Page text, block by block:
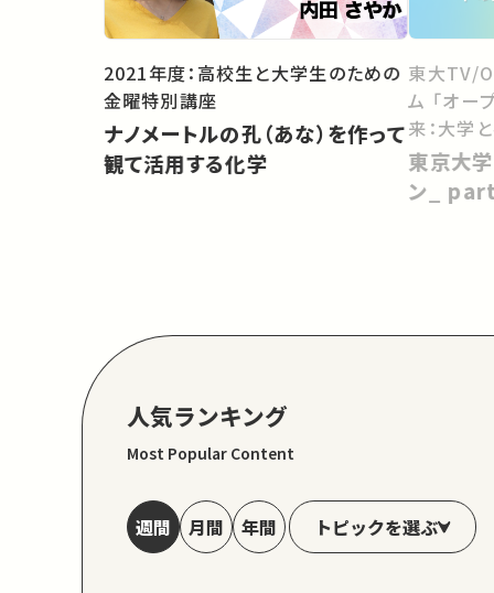
2021年度：高校生と大学生のための
金曜特別講座
ナノメートルの孔（あな）を作って
観て活用する化学
東大TV/
ム 「オー
来：大学
向けて」
東京大
ン_
人気ランキング
Most Popular Content
週間 月間 年間 トピックを選ぶ